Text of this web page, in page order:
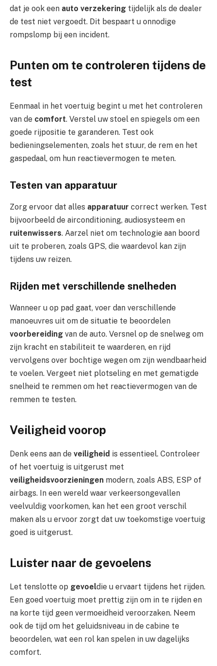
dat je ook een auto verzekering tijdelijk als de dealer
de test niet vergoedt. Dit bespaart u onnodige
rompslomp bij een incident.
Punten om te controleren tijdens de
test
Eenmaal in het voertuig begint u met het controleren
van de comfort. Verstel uw stoel en spiegels om een ​​
goede rijpositie te garanderen. Test ook
bedieningselementen, zoals het stuur, de rem en het
gaspedaal, om hun reactievermogen te meten.
Testen van apparatuur
Zorg ervoor dat alles apparatuur correct werken. Test
bijvoorbeeld de airconditioning, audiosysteem en
ruitenwissers. Aarzel niet om technologie aan boord
uit te proberen, zoals GPS, die waardevol kan zijn
tijdens uw reizen.
Rijden met verschillende snelheden
Wanneer u op pad gaat, voer dan verschillende
manoeuvres uit om de situatie te beoordelen
voorbereiding van de auto. Versnel op de snelweg om
zijn kracht en stabiliteit te waarderen, en rijd
vervolgens over bochtige wegen om zijn wendbaarheid
te voelen. Vergeet niet plotseling en met gematigde
snelheid te remmen om het reactievermogen van de
remmen te testen.
Veiligheid voorop
Denk eens aan de veiligheid is essentieel. Controleer
of het voertuig is uitgerust met
veiligheidsvoorzieningen modern, zoals ABS, ESP of
airbags. In een wereld waar verkeersongevallen
veelvuldig voorkomen, kan het een groot verschil
maken als u ervoor zorgt dat uw toekomstige voertuig
goed is uitgerust.
Luister naar de gevoelens
Let tenslotte op gevoeldie u ervaart tijdens het rijden.
Een goed voertuig moet prettig zijn om in te rijden en
na korte tijd geen vermoeidheid veroorzaken. Neem
ook de tijd om het geluidsniveau in de cabine te
beoordelen, wat een rol kan spelen in uw dagelijks
comfort.